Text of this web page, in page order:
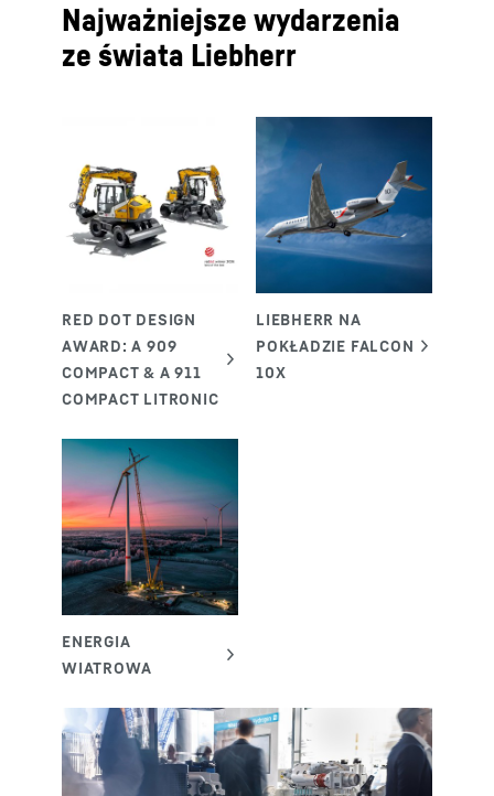
Najważniejsze wydarzenia
ze świata Liebherr